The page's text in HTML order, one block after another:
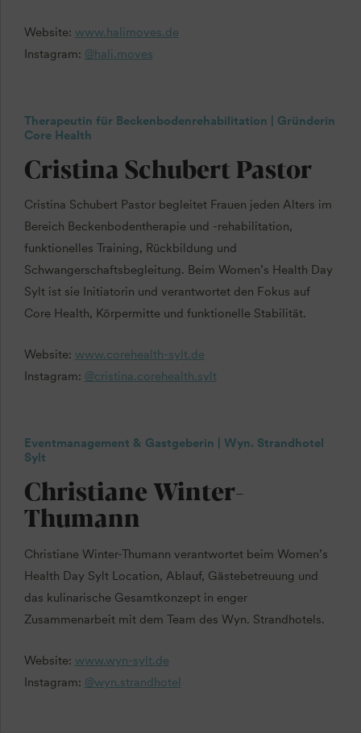
Website: www.halimoves.de
Instagram: @hali.moves
Therapeutin für Beckenbodenrehabilitation | Gründerin
Core Health
Cristina Schubert Pastor
Cristina Schubert Pastor begleitet Frauen jeden Alters im
Bereich Beckenbodentherapie und -rehabilitation,
funktionelles Training, Rückbildung und
Schwangerschaftsbegleitung. Beim Women’s Health Day
Sylt ist sie Initiatorin und verantwortet den Fokus auf
Core Health, Körpermitte und funktionelle Stabilität.
Website: www.corehealth-sylt.de
Instagram: @cristina.corehealth.sylt
Eventmanagement & Gastgeberin | Wyn. Strandhotel
Sylt
Christiane Winter-
Thumann
Christiane Winter-Thumann verantwortet beim Women’s
Health Day Sylt Location, Ablauf, Gästebetreuung und
das kulinarische Gesamtkonzept in enger
Zusammenarbeit mit dem Team des Wyn. Strandhotels.
Website: www.wyn-sylt.de
Instagram: @wyn.strandhotel